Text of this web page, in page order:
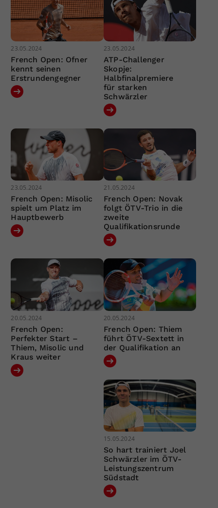
23.05.2024
French Open: Ofner
kennt seinen
Erstrundengegner
23.05.2024
ATP-Challenger
Skopje:
Halbfinalpremiere
für starken
Schwärzler
23.05.2024
French Open: Misolic
spielt um Platz im
Hauptbewerb
21.05.2024
French Open: Novak
folgt ÖTV-Trio in die
zweite
Qualifikationsrunde
20.05.2024
French Open:
Perfekter Start –
Thiem, Misolic und
Kraus weiter
20.05.2024
French Open: Thiem
führt ÖTV-Sextett in
der Qualifikation an
15.05.2024
So hart trainiert Joel
Schwärzler im ÖTV-
Leistungszentrum
Südstadt